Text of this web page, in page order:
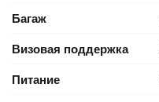
Багаж
Визовая поддержка
Питание